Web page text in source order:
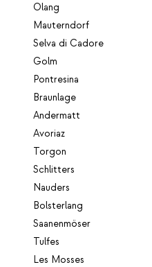
Olang
Mauterndorf
Selva di Cadore
Golm
Pontresina
Braunlage
Andermatt
Avoriaz
Torgon
Schlitters
Nauders
Bolsterlang
Saanenmöser
Tulfes
Les Mosses